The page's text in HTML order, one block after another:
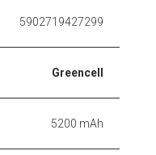
5902719427299
Greencell
5200 mAh